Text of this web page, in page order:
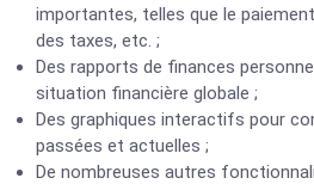
importantes, telles que le
des taxes, etc. ;
Des rapports de finances
situation financière globale ;
Des graphiques interactifs pour
passées et actuelles ;
De nombreuses autres